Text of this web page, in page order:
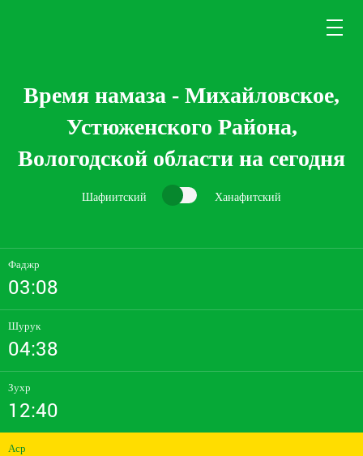
Время намаза - Михайловское,
Устюженского Района,
Вологодской области на сегодня
Шафиитский Ханафитский
Фаджр
03:08
Шурук
04:38
Зухр
12:40
Аср